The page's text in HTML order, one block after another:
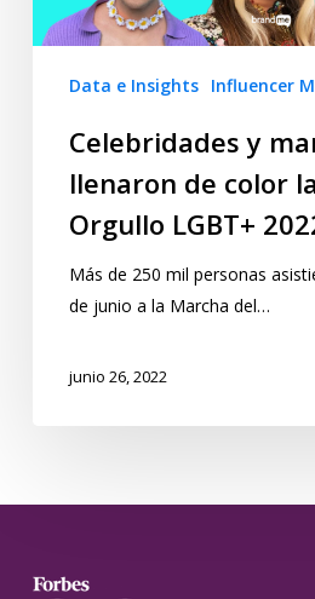
Data e Insights Influencer
Celebridades y
llenaron de color
Orgullo LGBT+
Más de 250 mil personas
de junio a la Marcha del…
junio 26, 2022